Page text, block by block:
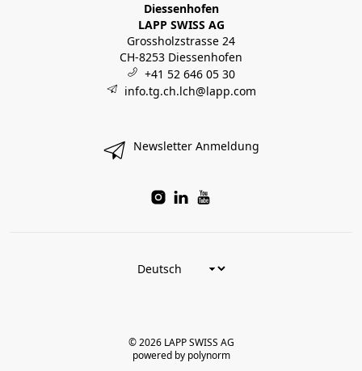
Diessenhofen
LAPP SWISS AG
Grossholzstrasse 24
CH-8253 Diessenhofen
+41 52 646 05 30
info.tg.ch.lch@lapp.com
Newsletter Anmeldung
© 2026 LAPP SWISS AG
powered by polynorm